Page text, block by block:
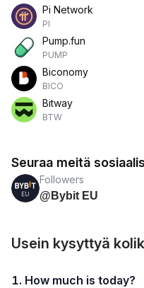
Pi Network
PI
Pump.fun
PUMP
Biconomy
BICO
Bitway
BTW
Seuraa meitä
Followers
@Bybit EU
Usein kysyttyä
1. How much is today?